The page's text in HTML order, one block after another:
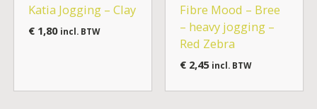
Katia Jogging – Clay
€1,80 incl. BTW
Fibre Mood – Bree
– heavy jogging –
Red Zebra
€2,45 incl. BTW